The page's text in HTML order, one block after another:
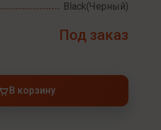
Black(Черный)
Под заказ
В корзину